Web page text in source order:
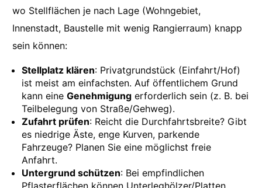
wo Stellflächen je nach Lage (Wohngebiet,
Innenstadt, Baustelle mit wenig Rangierraum) knapp
sein können:
Stellplatz klären: Privatgrundstück (Einfahrt/Hof)
ist meist am einfachsten. Auf öffentlichem Grund
kann eineGenehmigung erforderlich sein (z. B. bei
Teilbelegung von Straße/Gehweg).
Zufahrt prüfen: Reicht die Durchfahrtsbreite? Gibt
es niedrige Äste, enge Kurven, parkende
Fahrzeuge? Planen Sie eine möglichst freie
Anfahrt.
Untergrund schützen: Bei empfindlichen